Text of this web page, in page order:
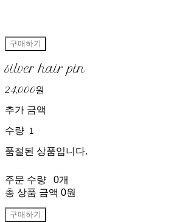
구매하기
silver hair pin
24,000원
추가 금액
수량
품절된 상품입니다.
주문 수량
0개
총 상품 금액 0원
구매하기